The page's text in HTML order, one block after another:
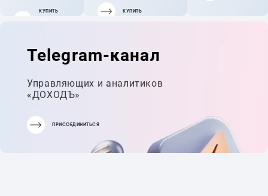
КУПИТЬ
КУПИТЬ
Telegram-канал
Управляющих и аналитиков
«ДОХОДЪ»
ПРИСОЕДИНИТЬСЯ